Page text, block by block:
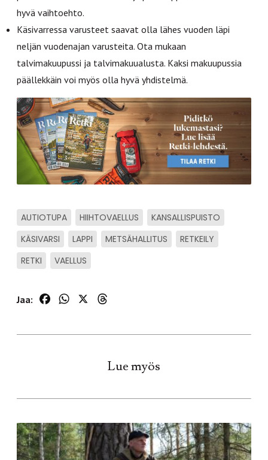
hyvä vaihtoehto.
Käsivarressa varusteet saavat olla lähes vuoden läpi
neljän vuodenajan varusteita. Ota mukaan
talvimakuupussi ja talvimakuualusta. Kaksi makuupussia
päällekkäin voi myös olla hyvä yhdistelmä.
AUTIOTUPA HIIHTOVAELLUS
KANSALLISPUISTO
KÄSIVARSI
LAPPI METSÄHALLITUS
RETKEILY
RETKI
VAELLUS
Jaa: FacebookWhatsApp
Lue myös